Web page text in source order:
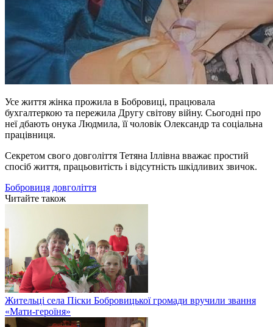
Усе життя жінка прожила в Бобровиці, працювала
бухгалтеркою та пережила Другу світову війну. Сьогодні про
неї дбають онука Людмила, її чоловік Олександр та соціальна
працівниця.
Секретом свого довголіття Тетяна Іллівна вважає простий
спосіб життя, працьовитість і відсутність шкідливих звичок.
Бобровиця довголіття
Читайте також
Жительці села Піски Бобровицької громади вручили звання
«Мати-героїня»